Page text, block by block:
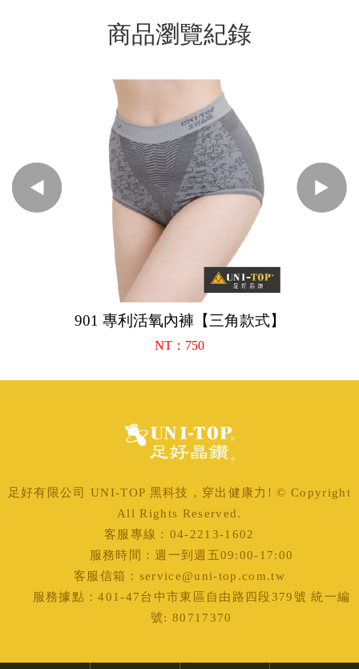
商品瀏覽紀錄
901 專利活氧內褲【三角款式】
NT：750
足好有限公司 UNI-TOP 黑科技，穿出健康力! © Copyright
All Rights Reserved.
客服專線：04-2213-1602
服務時間：週一到週五09:00-17:00
客服信箱：service@uni-top.com.tw
服務據點：401-47台中市東區自由路四段379號 統一編
號: 80717370